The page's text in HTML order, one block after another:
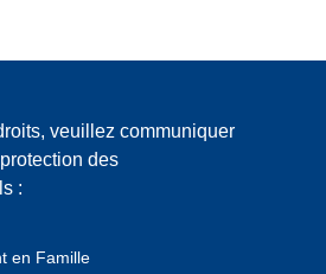
veuillez communiquer
des
:
en Famille